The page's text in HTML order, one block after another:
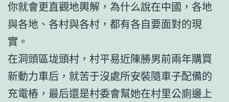
你就會更直觀地輿解，為什么說在中國，各地
與各地、各村與各村，都有各自要面對的現
實。
在洞頭區垅頭村，村平易近陳勝男前兩年購買
新動力車后，就苦于沒處所安裝隨車子配備的
充電樁，最后還是村委會幫她在村里公廁邊上